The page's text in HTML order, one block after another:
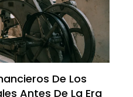
De Los
Antes De La Era